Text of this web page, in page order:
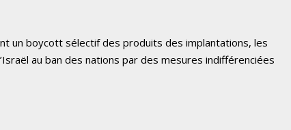
un boycott sélectif des produits des implantations, les
au ban des nations par des mesures indifférenciées